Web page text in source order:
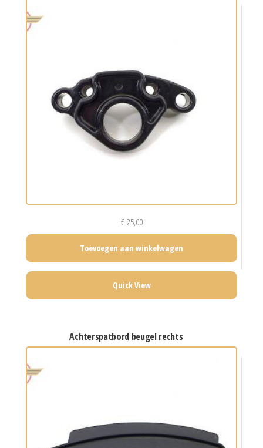
€25,00
Toevoegen aan winkelwagen
Quick View
achterspatbord beugel rechts